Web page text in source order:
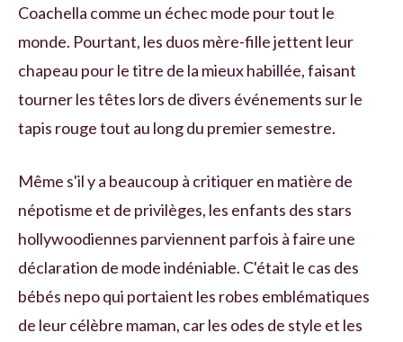
Coachella comme un échec mode pour tout le
monde. Pourtant, les duos mère-fille jettent leur
chapeau pour le titre de la mieux habillée, faisant
tourner les têtes lors de divers événements sur le
tapis rouge tout au long du premier semestre.
Même s'il y a beaucoup à critiquer en matière de
népotisme et de privilèges, les enfants des stars
hollywoodiennes parviennent parfois à faire une
déclaration de mode indéniable. C'était le cas des
bébés nepo qui portaient les robes emblématiques
de leur célèbre maman, car les odes de style et les